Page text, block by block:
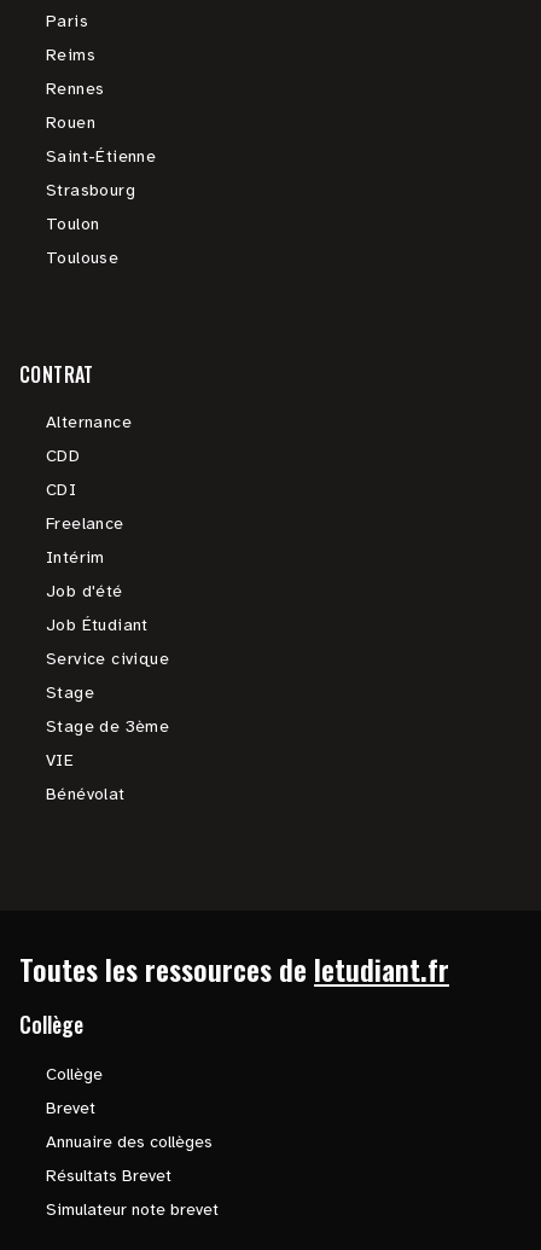
Paris
Reims
Rennes
Rouen
Saint-Étienne
Strasbourg
Toulon
Toulouse
CONTRAT
Alternance
CDD
CDI
Freelance
Intérim
Job d'été
Job Étudiant
Service civique
Stage
Stage de 3ème
VIE
Bénévolat
Toutes les ressources de letudiant.fr
Collège
Collège
Brevet
Annuaire des collèges
Résultats Brevet
Simulateur note brevet